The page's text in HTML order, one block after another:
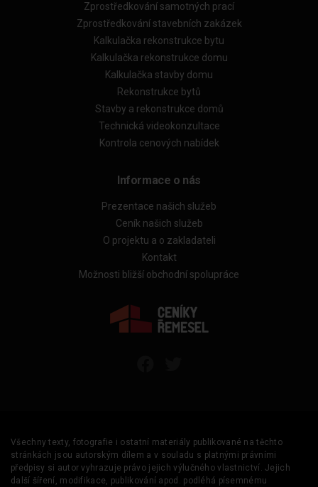
Zprostředkování samotných prací
Zprostředkování stavebních zakázek
Kalkulačka rekonstrukce bytu
Kalkulačka rekonstrukce domu
Kalkulačka stavby domu
Rekonstrukce bytů
Stavby a rekonstrukce domů
Technická videokonzultace
Kontrola cenových nabídek
Informace o nás
Prezentace našich služeb
Ceník našich služeb
O projektu a o zakladateli
Kontakt
Možnosti bližší obchodní spolupráce
Všechny texty, fotografie i ostatní materiály publikované na těchto
stránkách jsou autorským dílem a v souladu s platnými právními
předpisy si autor vyhrazuje právo jejich výlučného vlastnictví. Jejich
další šíření, modifikace, publikování apod. podléhá písemnému